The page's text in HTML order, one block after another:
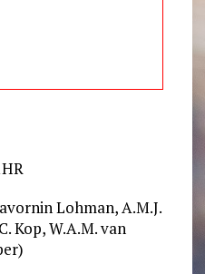
Lohman, A.M.J.
Kop, W.A.M. van